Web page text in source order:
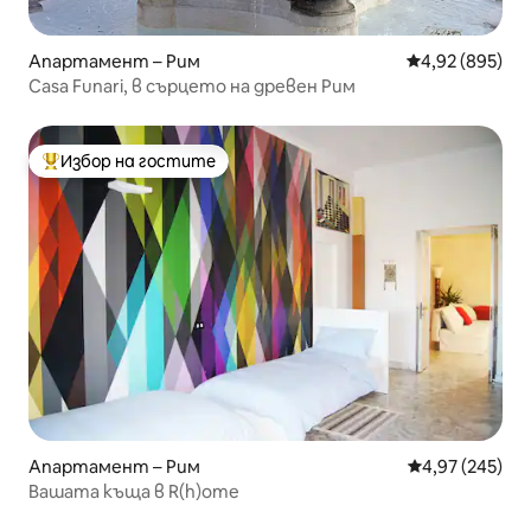
Апартамент – Рим Средна
4,92 (895)
Casa Funari, в сърцето на древен Рим
Най-популярен избор на гостите
Избор на гостите
Апартамент – Рим Средна
4,97 (245)
Вашата къща в R(h)ome